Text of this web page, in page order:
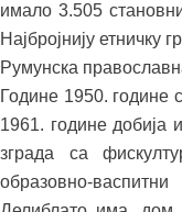
имало 3.505
Најбројнију етничку
Румунска
Године 1950. године
1961. године добија
зграда са
образовно-